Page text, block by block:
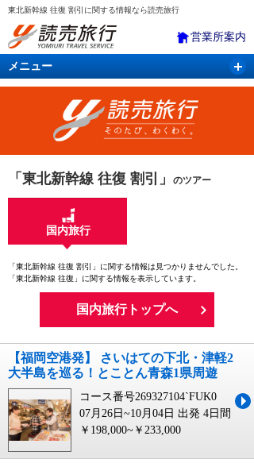
東北新幹線 往復 割引に関する情報なら読売旅行
営業所案内
メニュー
国内旅行 バスツアー 海外旅行
「東北新幹線 往復 割引」 のツアー
国内旅行
「東北新幹線 往復 割引」に関する情報は見つかりませんでした。
「東北新幹線 往復」に関する情報を表示しています。
国内旅行トップへ
【福岡空港発】 さいはての下北・津軽2
大半島を巡る！とことん青森1県周遊
コース番号269327104`FUK0
07月26日~10月04日 出発 4日間
￥198,000~￥233,000